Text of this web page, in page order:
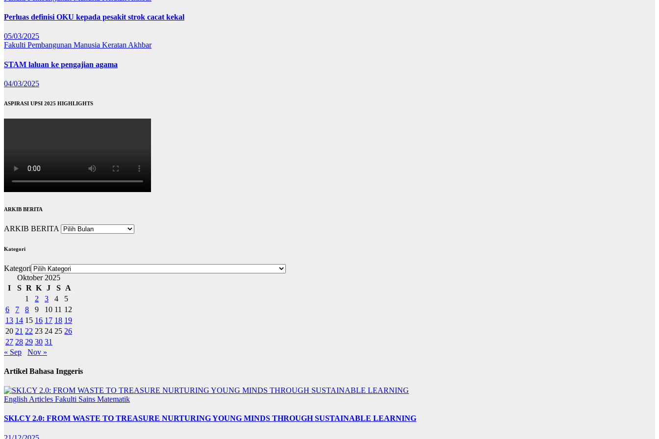
Perluas definisi OKU kepada pesakit strok cacat kekal
05/03/2025
Fakulti Pembangunan Manusia Keratan Akhbar
STAM laluan ke pengajian agama
04/03/2025
ASPIRASI UPSI 2025 HIGHLIGHTS
ARKIB BERITA
ARKIB BERITA
Kategori
Kategori
Oktober 2025
I
S R K J S
A
1
2 3 4
5
6
7 8 9 10 11 12
13 14 15 16 17 18 19
20 21 22 23 24 25 26
27 28 29 30 31
« Sep
Nov »
Artikel Bahasa Inggeris
English Articles Fakulti Sains Matematik
SKI.CY 2.0: FROM WASTE TO TREASURE NURTURING YOUNG MINDS THROUGH SUSTAINABLE LEARNING